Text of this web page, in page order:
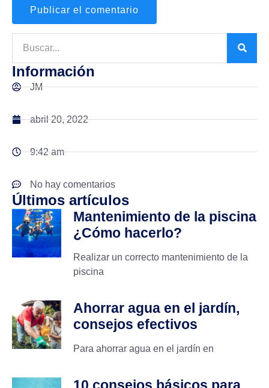
Información
JM
abril 20, 2022
9:42 am
No hay comentarios
Últimos artículos
Mantenimiento de la piscina
¿Cómo hacerlo?
Realizar un correcto mantenimiento de la
piscina
Ahorrar agua en el jardín,
consejos efectivos
Para ahorrar agua en el jardín en